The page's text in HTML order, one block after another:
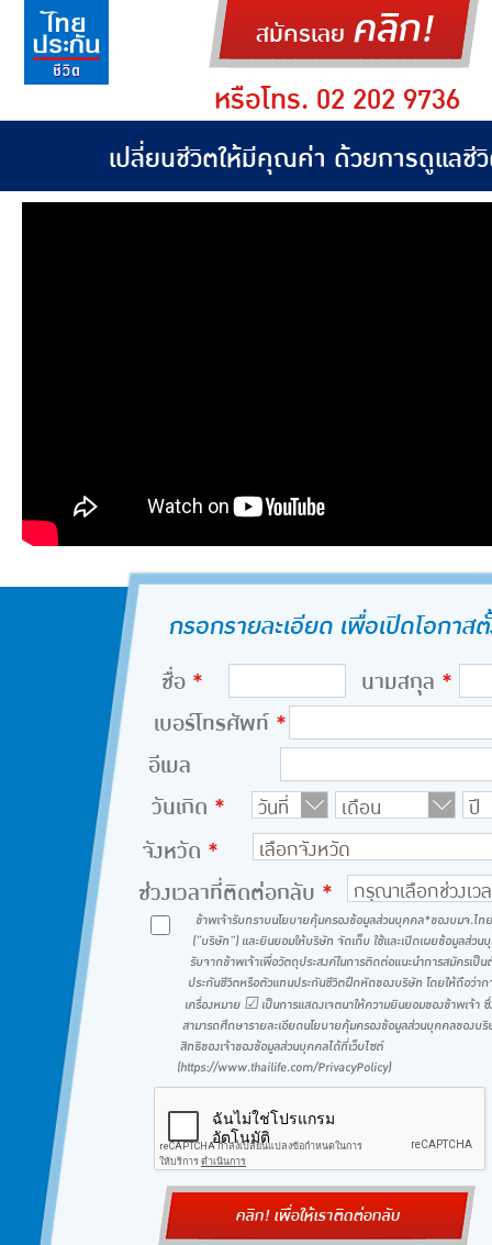
สมัครเลย คลิก!
หรือโทร. 02 202 9736
เปลี่ยนชีวิตให้มีคุณค่า ด้วยการดูแลชี
กรอกรายละเอียด เพื่อเปิดโอกาส
ชื่อ * นามสกุล *
เบอร์โทรศัพท์ *
อีเมล
วันเกิด *
จังหวัด *
ช่วงเวลาที่ติดต่อกลับ *
ข้าพเจ้ารับทราบนโยบายคุ้มครองข้อมูลส่วนบุคคล*ของบมจ.ไท
(“บริษัท”) และยินยอมให้บริษัท จัดเก็บ ใช้และเปิดเผยข้อมูลส่ว
รับจากข้าพเจ้าเพื่อวัตถุประสงค์ในการติดต่อแนะนำการสมัครเป็
ประกันชีวิตหรือตัวแทนประกันชีวิตฝึกหัดของบริษัท โดยให้ถือว่าก
เครื่องหมาย ☑ เป็นการแสดงเจตนาให้ความยินยอมของข้าพเจ้า
สามารถศึกษารายละเอียดนโยบายคุ้มครองข้อมูลส่วนบุคคลของบ
สิทธิของเจ้าของข้อมูลส่วนบุคคลได้ที่เว็บไซต์
(https://www.thailife.com/PrivacyPolicy)